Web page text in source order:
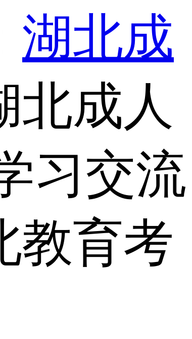
湖北成
北成人
习交流
教育考